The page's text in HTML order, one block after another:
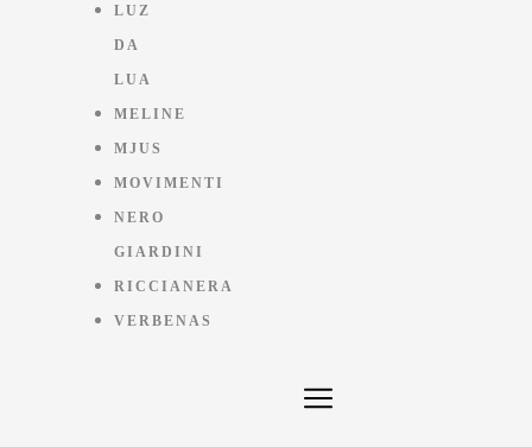
LUZ
DA
LUA
MELINE
MJUS
MOVIMENTI
NERO
GIARDINI
RICCIANERA
VERBENAS